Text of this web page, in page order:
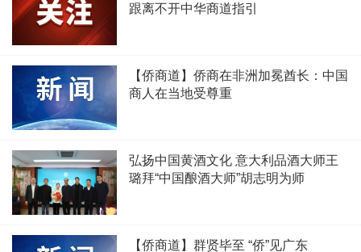
跟离不开中华商道指引
【侨商道】侨商在非洲加冕酋长：中国
商人在当地受尊重
弘扬中国黄酒文化 意大利品酒大师王
璐拜“中国酿酒大师”胡志明为师
【侨商道】群贤毕至 “侨”见广东